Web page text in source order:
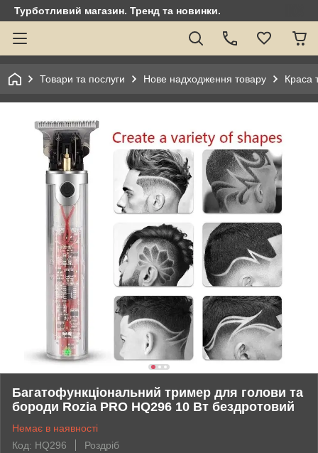
Турботливий магазин. Тренд та новинки.
Товари та послуги Нове надходження товару Краса
Багатофункціональний тример для голови та
бороди Rozia PRO HQ296 10 Вт бездротовий
Немає в наявності
Код: HQ296
Роздріб